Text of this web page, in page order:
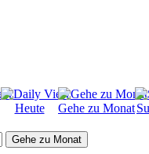
Heute Gehe zu Monat
Gehe zu Monat